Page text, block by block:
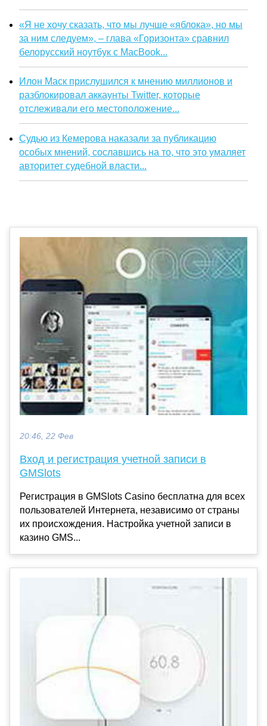
«Я не хочу сказать, что мы лучше «яблока», но мы
за ним следуем», – глава «Горизонта» сравнил
белорусский ноутбук с MacBook...
Илон Маск прислушился к мнению миллионов и
разблокировал аккаунты Twitter, которые
отслеживали его местоположение...
Судью из Кемерова наказали за публикацию
особых мнений, сославшись на то, что это умаляет
авторитет судебной власти...
20:46, 22 Фев
Вход и регистрация учетной записи в
GMSlots
Регистрация в GMSlots Casino бесплатна для всех
пользователей Интернета, независимо от страны
их происхождения. Настройка учетной записи в
казино GMS...